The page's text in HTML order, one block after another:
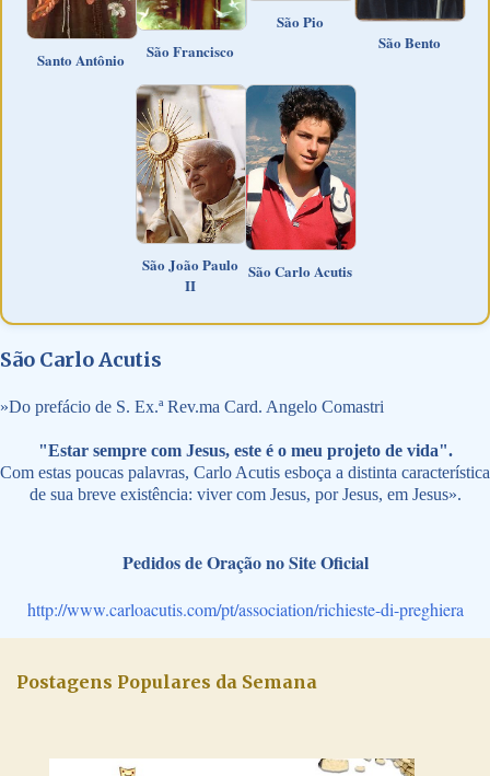
Santo Antônio São Francisco
São Pio
São Bento
São João Paulo
II
São Carlo Acutis
São Carlo Acutis
»Do prefácio de S. Ex.ª Rev.ma Card. Angelo Comastri
"Estar sempre com Jesus, este é o meu projeto de vida".
Com estas poucas palavras, Carlo Acutis esboça a distinta característica
de sua breve existência: viver com Jesus, por Jesus, em Jesus».
Pedidos de Oração no Site Oficial
http://www.carloacutis.com/pt/association/richieste-di-preghiera
Postagens Populares da Semana